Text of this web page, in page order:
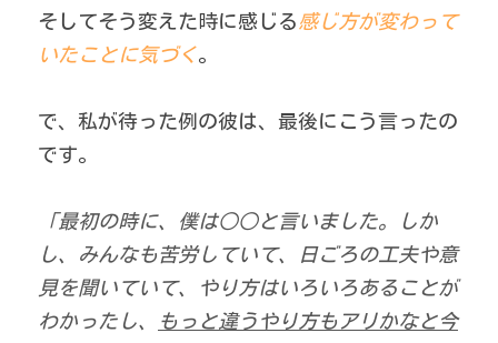
そしてそう変えた時に感じる 感じ方が変わって
いたことに気づく。
で、私が待った例の彼は、最後にこう言ったの
です。
「最初の時に、僕は○○と言いました。しか
し、みんなも苦労していて、日ごろの工夫や意
見を聞いていて、やり方はいろいろあることが
わかったし、
もっと違うやり方もアリかなと今